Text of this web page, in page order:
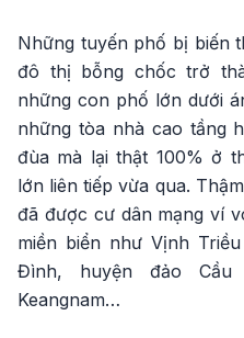
Những tuyến phố bị biến
đô thị bỗng chốc trở
những con phố lớn dưới
những tòa nhà cao tầng
đùa mà lại thật 100% ở
lớn liên tiếp vừa qua.
đã được cư dân mạng ví
miền biển như Vịnh
Đình, huyện đảo Cầu
Keangnam…